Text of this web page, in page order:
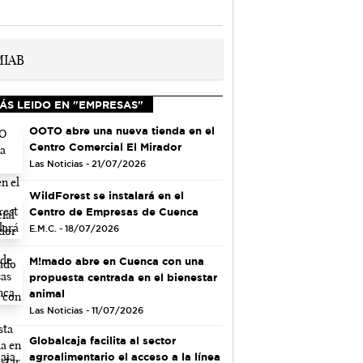
LEIDO EN "EMPRESAS"
OOTO abre una nueva tienda en el
Centro Comercial El Mirador
Las Noticias - 21/07/2026
WildForest se instalará en el
Centro de Empresas de Cuenca
E.M.C. - 18/07/2026
M!mado abre en Cuenca con una
propuesta centrada en el bienestar
animal
Las Noticias - 11/07/2026
Globalcaja facilita al sector
agroalimentario el acceso a la línea